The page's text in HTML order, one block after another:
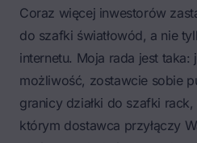
Coraz więcej inwestorów
do szafki światłowód, a nie
internetu. Moja rada jest taka:
możliwość, zostawcie sobie
granicy działki do szafki
którym dostawca przyłączy